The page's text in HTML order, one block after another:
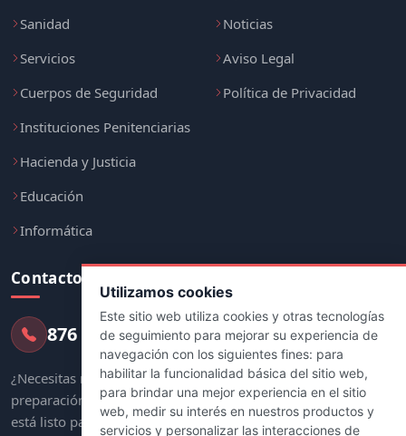
Utilizamos cookies
Este sitio web utiliza cookies y otras tecnologías
de seguimiento para mejorar su experiencia de
navegación con los siguientes fines: para
habilitar la funcionalidad básica del sitio web,
para brindar una mejor experiencia en el sitio
web, medir su interés en nuestros productos y
servicios y personalizar las interacciones de
Sanidad
Servicios
Cuerpos de Seguridad
Instituciones Penitenciarias
Hacienda y Justicia
Educación
Informática
Noticias
Aviso Legal
Política de Privacidad
Contacto
876 247 237
¿Necesitas más información sobre tu
preparación? Nuestro equipo de asesores
está listo para ayudarte.